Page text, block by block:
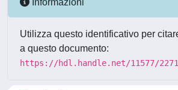
Utilizza questo identificativo per
a questo documento:
https://hdl.handle.net/11577/